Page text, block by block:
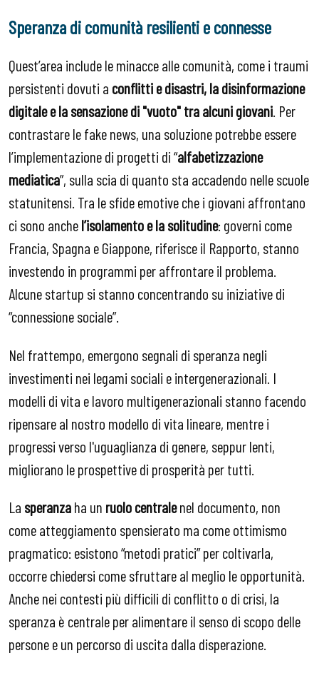
Speranza di comunità resilienti e connesse
Quest’area include le minacce alle comunità, come i traumi
persistenti dovuti a conflitti e disastri, la disinformazione
digitale e la sensazione di "vuoto" tra alcuni giovani . Per
contrastare le fake news, una soluzione potrebbe essere
l’implementazione di progetti di “alfabetizzazione
mediatica”, sulla scia di quanto sta accadendo nelle scuole
statunitensi. Tra le sfide emotive che i giovani affrontano
ci sono anchel’isolamento e la solitudine: governi come
Francia, Spagna e Giappone, riferisce il Rapporto, stanno
investendo in programmi per affrontare il problema.
Alcune startup si stanno concentrando su iniziative di
“connessione sociale”.
Nel frattempo, emergono segnali di speranza negli
investimenti nei legami sociali e intergenerazionali. I
modelli di vita e lavoro multigenerazionali stanno facendo
ripensare al nostro modello di vita lineare, mentre i
progressi verso l'uguaglianza di genere, seppur lenti,
migliorano le prospettive di prosperità per tutti.
La speranzaha un ruolo centralenel documento, non
come atteggiamento spensierato ma come ottimismo
pragmatico: esistono “metodi pratici” per coltivarla,
occorre chiedersi come sfruttare al meglio le opportunità.
Anche nei contesti più difficili di conflitto o di crisi, la
speranza è centrale per alimentare il senso di scopo delle
persone e un percorso di uscita dalla disperazione.